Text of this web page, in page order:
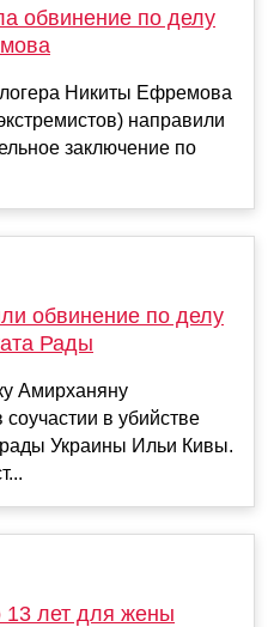
обвинение по делу
Никиты Ефремова
направили
заключение по
обвинение по делу
Рады
Амирханяну
в убийстве
Украины Ильи Кивы.
13 лет для жены